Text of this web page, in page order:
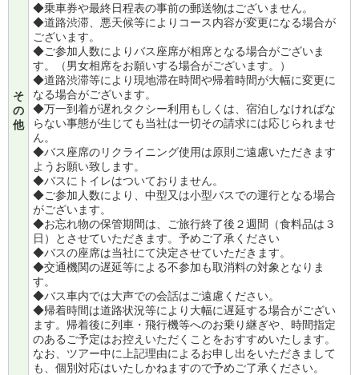
そ
の
他
◆乗車券や最終日程表の事前の郵送物はございません。
◆道路渋滞、悪天候等によりコース内容が変更になる場合が
ございます。
◆ご参加人数によりバス座席が相席となる場合がございま
す。（男女相席をお願いする場合がございます。）
◆道路渋滞等により現地滞在時間や帰着時間が大幅に変更に
なる場合がございます。
◆万一到着が遅れタクシー利用もしくは、宿泊しなければな
らない事態が生じても当社は一切その請求には応じられませ
ん。
◆バス座席のリクライニング使用は原則ご遠慮いただきます
ようお願い致します。
◆バスにトイレはついておりません。
◆ご参加人数により、中型又は小型バスでの運行となる場合
がございます。
◆お忘れ物の保管期間は、ご旅行終了後２週間（食料品は３
日）とさせていただきます。予めご了承ください
◆バスの座席は当社にて決定させていただきます。
◆交通機関の遅延等による不参加も取消料の対象となりま
す。
◆バス車内では大声での会話はご遠慮ください。
◆帰着時間は道路状況等により大幅に遅延する場合がござい
ます。帰着後に列車・飛行機等へのお乗り継ぎや、時間指定
のあるご予定はお控えいただくことをおすすめいたします。
なお、ツアー中に上記理由によるお申し出をいただきまして
も、個別対応はいたしかねますので予めご了承ください。